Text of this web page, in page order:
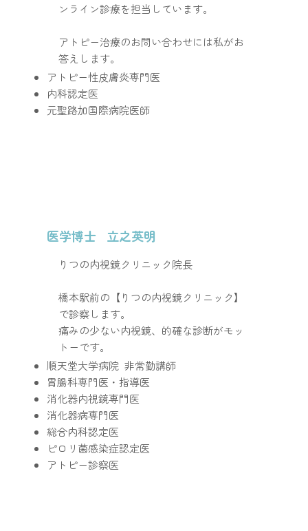
ンライン診療を担当しています。
アトピー治療のお問い合わせには私がお
答えします。
アトピー性皮膚炎専門医​
​内科認定医
​元聖路加国際病院医師​
医学博士 立之英明
​りつの内視鏡クリニック院長​
橋本駅前の【りつの内視鏡クリニック】
で診察します。
痛みの少ない内視鏡、的確な診断がモッ
トーです。
​順天堂大学病院 非常勤講師
胃腸科専門医・指導医
消化器内視鏡専門医
​消化器病専門医
総合内科認定医
ピロリ菌感染症認定医
​アトピー診察​医